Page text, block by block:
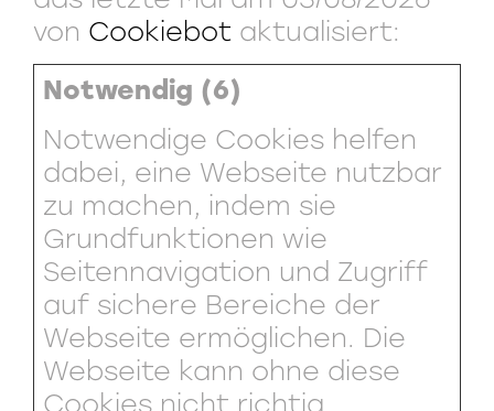
von Cookiebot aktualisiert:
Notwendig (6)
Notwendige Cookies helfen
dabei, eine Webseite nutzbar
zu machen, indem sie
Grundfunktionen wie
Seitennavigation und Zugriff
auf sichere Bereiche der
Webseite ermöglichen. Die
Webseite kann ohne diese
Cookies nicht richtig